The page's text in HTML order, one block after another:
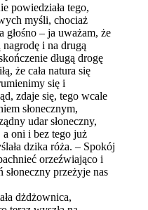
powiedziała tego,
myśli, chociaż
głośno – ja uważam, że
nagrodę i na drugą
długą drogę
że cała natura się
się i
zdaje się, tego wcale
słonecznym,
udar słoneczny,
oni i bez tego już
dzika róża. – Spokój
orzeźwiająco i
przeżyje nas
dżdżownica,